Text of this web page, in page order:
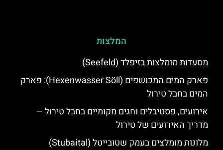
המלצות
מסעדות מומלצות בזיפלד (Seefeld)
פארק המים המכושפים (Hexenwasser Söll): פארק
המים בחבל טירול
אירועים, פסטיבלים וחגים מקומיים בחבל טירול –
מדריך האירועים של טירול
מלונות מומלצים בעמק שטובייטל (Stubaital)